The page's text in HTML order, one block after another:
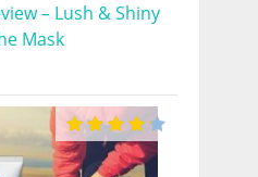
– Lush & Shiny
Mask